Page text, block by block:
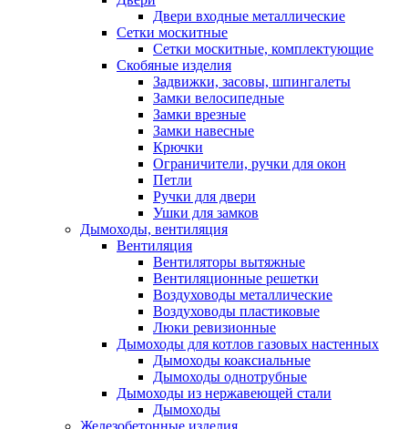
Двери входные металлические
Сетки москитные
Сетки москитные, комплектующие
Скобяные изделия
Задвижки, засовы, шпингалеты
Замки велосипедные
Замки врезные
Замки навесные
Крючки
Ограничители, ручки для окон
Петли
Ручки для двери
Ушки для замков
Дымоходы, вентиляция
Вентиляция
Вентиляторы вытяжные
Вентиляционные решетки
Воздуховоды металлические
Воздуховоды пластиковые
Люки ревизионные
Дымоходы для котлов газовых настенных
Дымоходы коаксиальные
Дымоходы однотрубные
Дымоходы из нержавеющей стали
Дымоходы
Железобетонные изделия